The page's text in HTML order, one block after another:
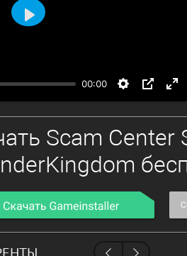
00:00
Воспроизвести